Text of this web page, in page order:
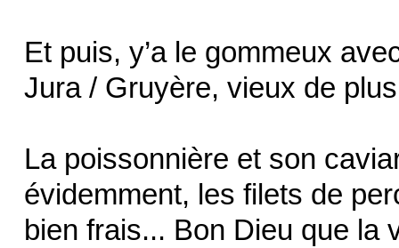
Et puis, y’a le gommeux
Jura / Gruyère, vieux de
La poissonnière et son
évidemment, les filets de
bien frais... Bon Dieu que la